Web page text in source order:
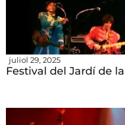
juliol 29, 2025
Festival del Jardí de